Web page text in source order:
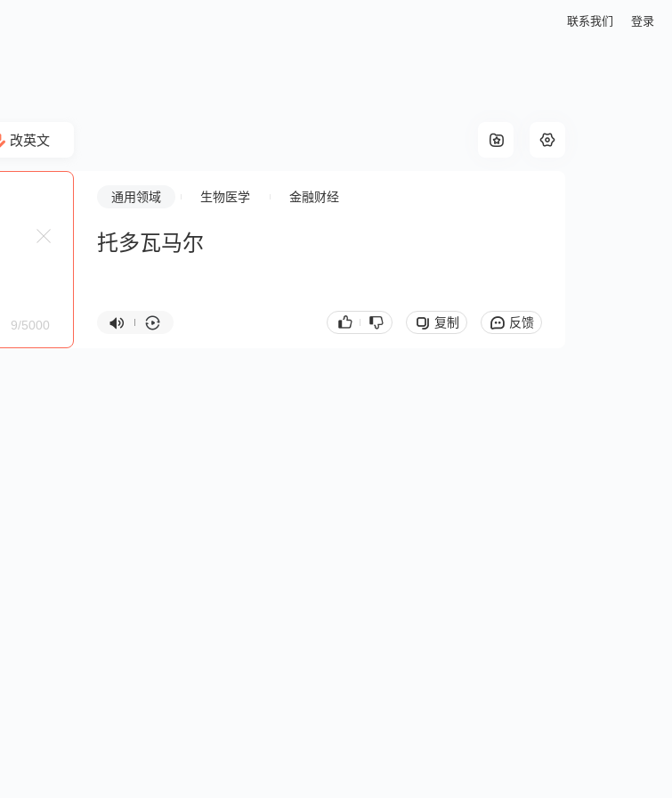
联系我们 登录
改英文
9/5000
通用领域 生物医学 金融财经
托多瓦马尔
复制 反馈